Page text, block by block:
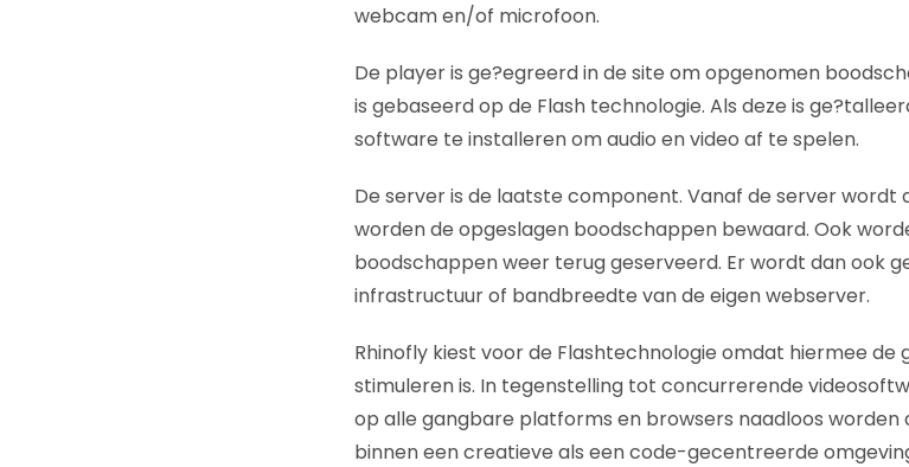
webcam en/of microfoon.
De player is ge?egreerd in de site om opgenomen
is gebaseerd op de Flash technologie. Als deze is
software te installeren om audio en video af te spelen.
De server is de laatste component. Vanaf de server
worden de opgeslagen boodschappen bewaard. Ook
boodschappen weer terug geserveerd. Er wordt dan ook
infrastructuur of bandbreedte van de eigen webserver.
Rhinofly kiest voor de Flashtechnologie omdat hiermee
stimuleren is. In tegenstelling tot concurrerende
op alle gangbare platforms en browsers naadloos worden
binnen een creatieve als een code-gecentreerde